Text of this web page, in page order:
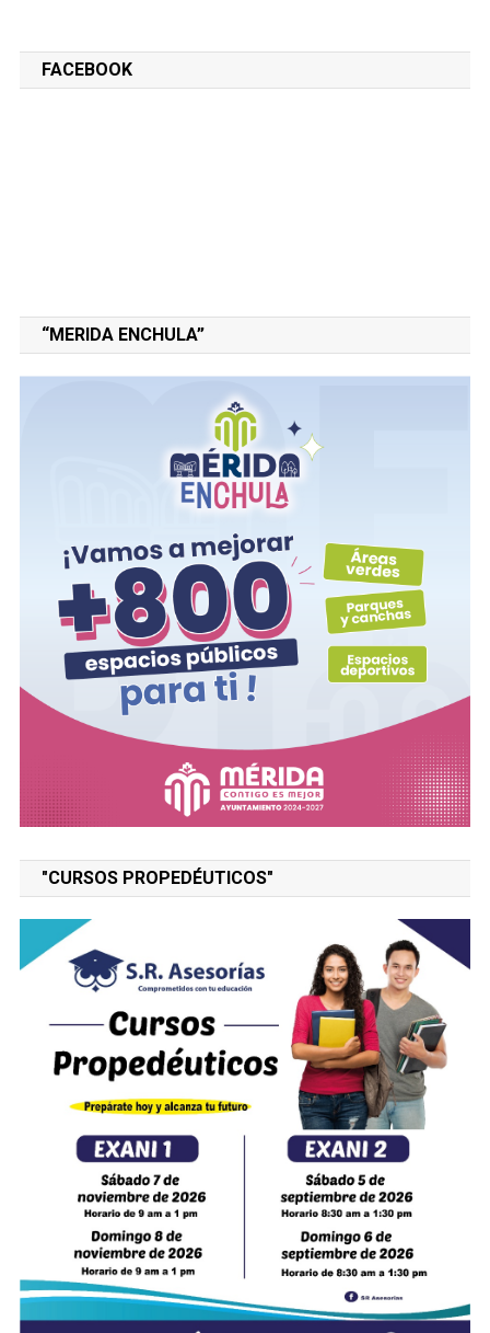
FACEBOOK
“MERIDA ENCHULA”
"CURSOS PROPEDÉUTICOS"